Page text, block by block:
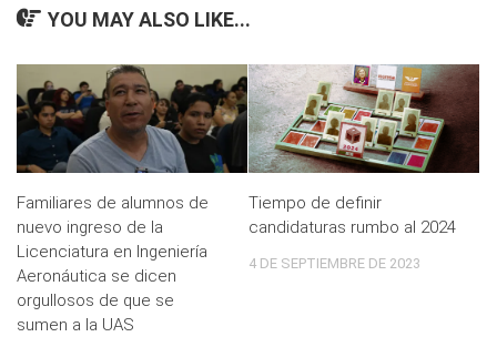
YOU MAY ALSO LIKE...
Familiares de alumnos de
nuevo ingreso de la
Licenciatura en Ingeniería
Aeronáutica se dicen
orgullosos de que se
sumen a la UAS
Tiempo de definir
candidaturas rumbo al 2024
4 DE SEPTIEMBRE DE 2023